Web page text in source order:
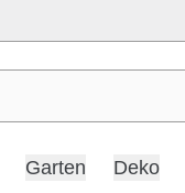
Garten Deko